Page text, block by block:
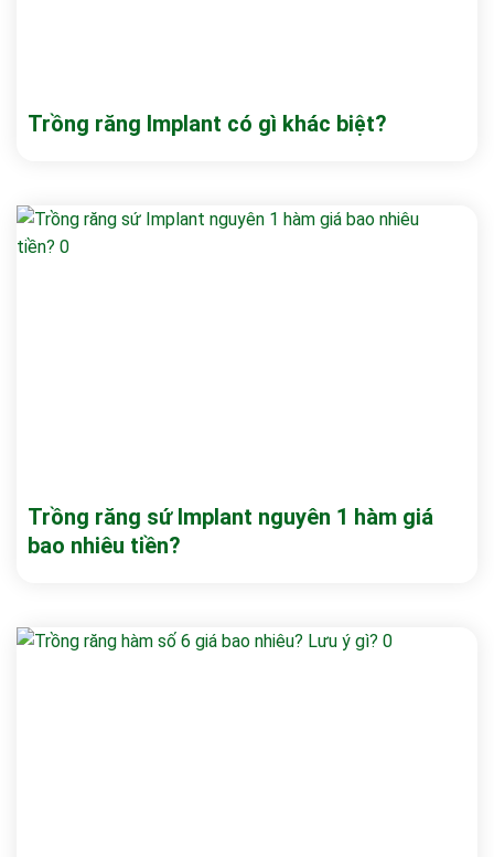
Trồng răng Implant có gì khác biệt?
Trồng răng sứ Implant nguyên 1 hàm giá
bao nhiêu tiền?